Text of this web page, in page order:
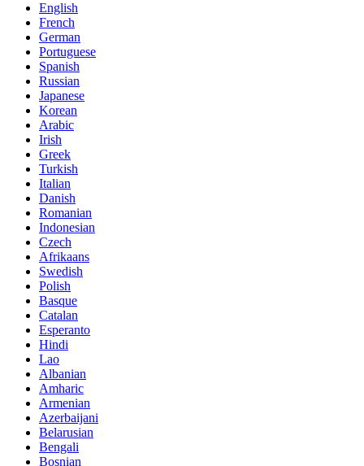
English
French
German
Portuguese
Spanish
Russian
Japanese
Korean
Arabic
Irish
Greek
Turkish
Italian
Danish
Romanian
Indonesian
Czech
Afrikaans
Swedish
Polish
Basque
Catalan
Esperanto
Hindi
Lao
Albanian
Amharic
Armenian
Azerbaijani
Belarusian
Bengali
Bosnian